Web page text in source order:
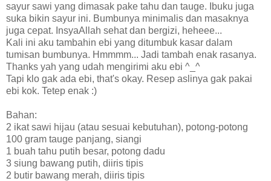
sayur sawi yang dimasak pake tahu dan tauge. Ibuku juga
suka bikin sayur ini. Bumbunya minimalis dan masaknya
juga cepat. InsyaAllah sehat dan bergizi, heheee...
Kali ini aku tambahin ebi yang ditumbuk kasar dalam
tumisan bumbunya. Hmmmm... Jadi tambah enak rasanya.
Thanks yah yang udah mengirimi aku ebi ^_^
Tapi klo gak ada ebi, that's okay. Resep aslinya gak pakai
ebi kok. Tetep enak :)
Bahan:
2 ikat sawi hijau (atau sesuai kebutuhan), potong-potong
100 gram tauge panjang, siangi
1 buah tahu putih besar, potong dadu
3 siung bawang putih, diiris tipis
2 butir bawang merah, diiris tipis